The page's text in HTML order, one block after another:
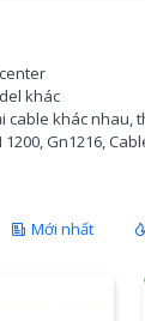
khác
cable khác nhau,
Gn1216,
Mới nhất